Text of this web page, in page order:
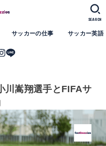
サッカーの仕事 サッカー英語
SEARCH
川嵩翔選手とFIFAサ